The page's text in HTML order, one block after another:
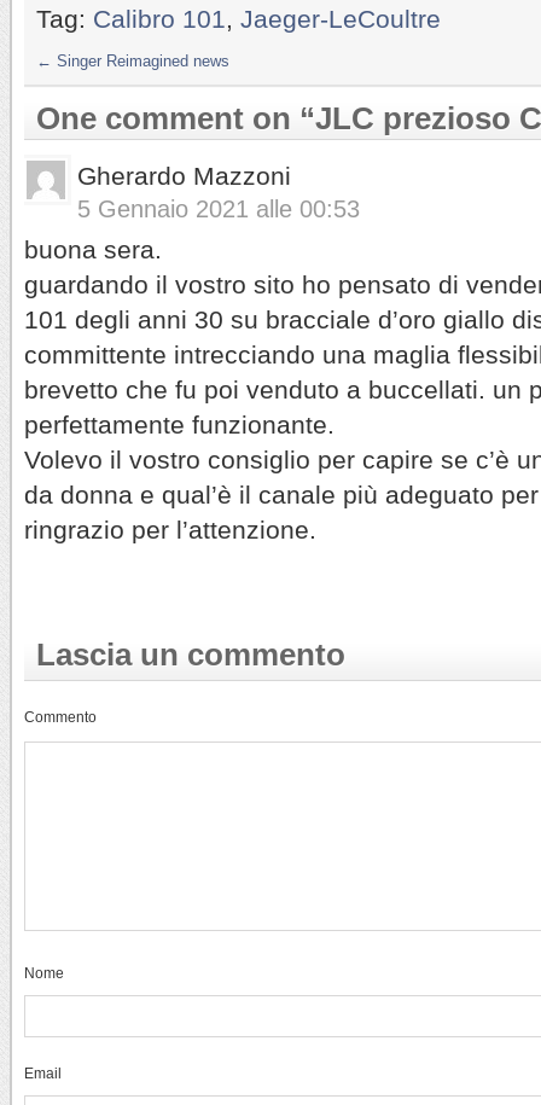
Tag: Calibro 101, Jaeger-LeCoultre
← Singer Reimagined news
One comment on “JLC prezioso
Gherardo Mazzoni
5 Gennaio 2021 alle 00:53
buona sera.
guardando il vostro sito ho pensato di
101 degli anni 30 su bracciale d’oro giallo
committente intrecciando una maglia
brevetto che fu poi venduto a buccellati. un
perfettamente funzionante.
Volevo il vostro consiglio per capire se c’è
da donna e qual’è il canale più adeguato
ringrazio per l’attenzione.
Lascia un commento
Commento
Nome
Email